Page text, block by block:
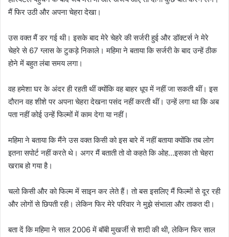
मैं फिर उठी और अपना चेहरा देखा।
उस वक्त मैं डर गई थी। इसके बाद मेरे चेहरे की सर्जरी हुई और डॉक्टर्स ने मेरे
चेहरे से 67 ग्लास के टुकड़े निकाले। महिमा ने बताया कि सर्जरी के बाद उन्हें ठीक
होने में बहुत लंबा समय लगा।
वह हमेशा घर के अंदर ही रहती थीं क्योंकि वह बाहर धूप में नहीं जा सकती थीं। इस
दौरान वह शीशे पर अपना चेहरा देखना पसंद नहीं करती थीं। उन्हें लगा था कि अब
पता नहीं कोई उन्हें फिल्मों में काम देगा या नहीं।
महिमा ने बताया कि मैंने उस वक्त किसी को इस बारे में नहीं बताया क्योंकि तब लोग
इतना सपोर्ट नहीं करते थे। अगर मैं बताती तो वो कहते कि ओह…इसका तो चेहरा
खराब हो गया है।
चलो किसी और को फिल्म में साइन कर लेते हैं। तो बस इसलिए मैं फिल्मों से दूर रही
और लोगों से छिपती रही। लेकिन फिर मेरे परिवार ने मुझे संभाला और ताकत दी।
बता दें कि महिमा ने साल 2006 में बॉबी मुखर्जी से शादी की थी, लेकिन फिर साल